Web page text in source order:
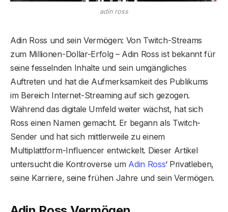
adin ross
Adin Ross und sein Vermögen: Von Twitch-Streams
zum Millionen-Dollar-Erfolg – ​​Adin Ross ist bekannt für
seine fesselnden Inhalte und sein umgängliches
Auftreten und hat die Aufmerksamkeit des Publikums
im Bereich Internet-Streaming auf sich gezogen.
Während das digitale Umfeld weiter wächst, hat sich
Ross einen Namen gemacht. Er begann als Twitch-
Sender und hat sich mittlerweile zu einem
Multiplattform-Influencer entwickelt. Dieser Artikel
untersucht die Kontroverse um Adin Ross‘ Privatleben,
seine Karriere, seine frühen Jahre und sein Vermögen.